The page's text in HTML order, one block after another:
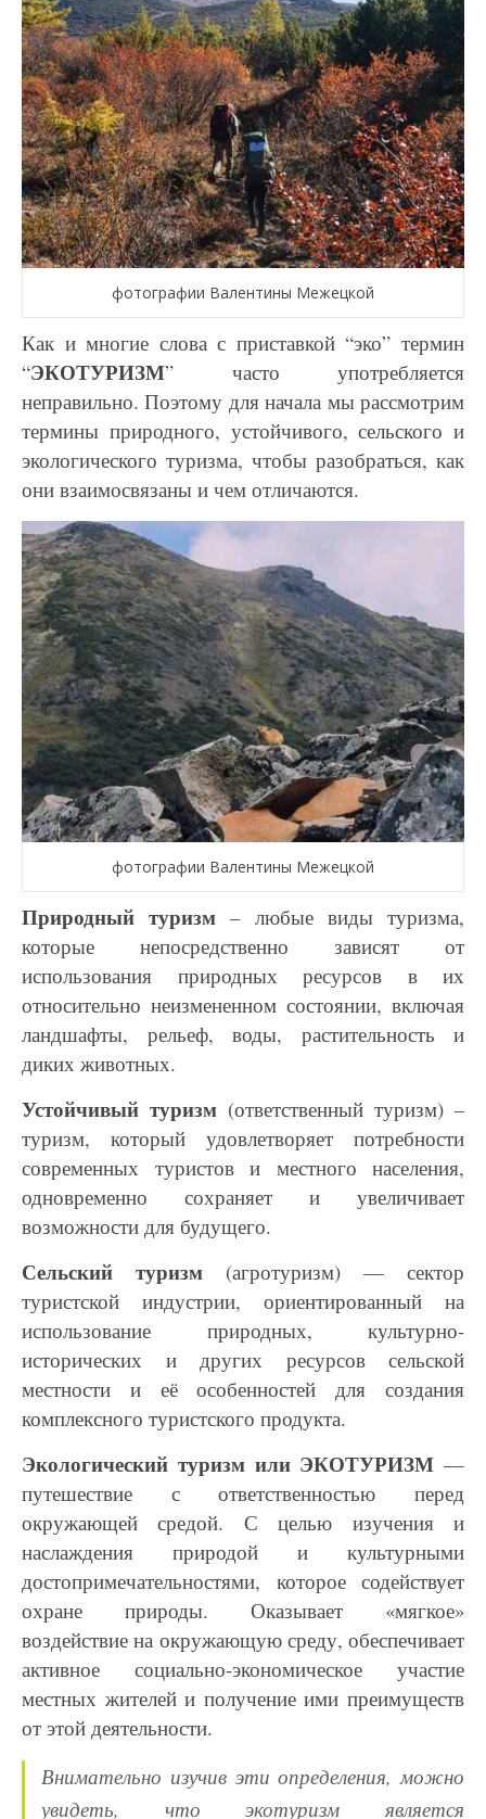
фотографии Валентины Межецкой
Как и многие слова с приставкой “эко” термин
“ЭКОТУРИЗМ” часто употребляется
неправильно. Поэтому для начала мы рассмотрим
термины природного, устойчивого, сельского и
экологического туризма, чтобы разобраться, как
они взаимосвязаны и чем отличаются.
фотографии Валентины Межецкой
Природный туризм – любые виды туризма,
которые непосредственно зависят от
использования природных ресурсов в их
относительно неизмененном состоянии, включая
ландшафты, рельеф, воды, растительность и
диких животных.
Устойчивый туризм (ответственный туризм) –
туризм, который удовлетворяет потребности
современных туристов и местного населения,
одновременно сохраняет и увеличивает
возможности для будущего.
Сельский туризм (агротуризм) — сектор
туристской индустрии, ориентированный на
использование природных, культурно-
исторических и других ресурсов сельской
местности и её особенностей для создания
комплексного туристского продукта.
Экологический туризм или ЭКОТУРИЗМ —
путешествие с ответственностью перед
окружающейсредой. С целью изучения и
наслаждения природой и культурными
достопримечательностями, которое содействует
охране природы. Оказывает «мягкое»
воздействие на окружающую среду, обеспечивает
активное социально-экономическое участие
местных жителей и получение ими преимуществ
от этой деятельности.
Внимательно изучив эти определения, можно
увидеть, что экотуризм является